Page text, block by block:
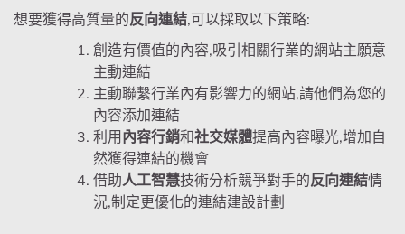
想要獲得高質量的反向連結,可以採取以下策略:
創造有價值的內容,吸引相關行業的網站主願意
主動連結
主動聯繫行業內有影響力的網站,請他們為您的
內容添加連結
利用 內容行銷和社交媒體提高內容曝光,增加自
然獲得連結的機會
借助人工智慧技術分析競爭對手的反向連結情
況,制定更優化的連結建設計劃